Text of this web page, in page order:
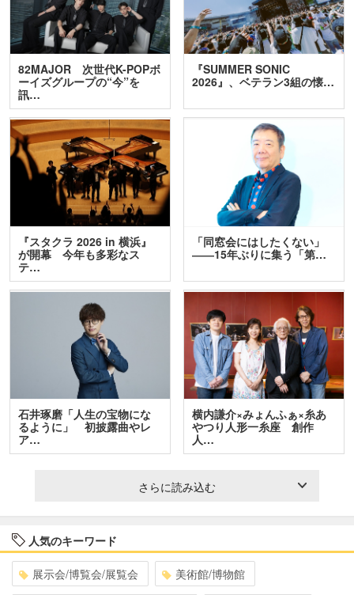
82MAJOR 次世代K-POPボ
ーイズグループの“今”を
訊…
『SUMMER SONIC
2026』、ベテラン3組の懐…
『スタクラ 2026 in 横浜』
が開幕 今年も多彩なス
テ…
「同窓会にはしたくない」
――15年ぶりに集う「第…
石井琢磨「人生の宝物にな
るように」 初披露曲やレ
ア…
横内謙介×みょんふぁ×糸あ
やつり人形一糸座 創作
人…
さらに読み込む
人気のキーワード
展示会/博覧会/展覧会 美術館/博物館